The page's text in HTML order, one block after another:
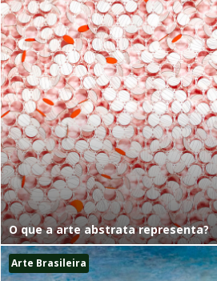
O que a arte abstrata representa?
Arte Brasileira